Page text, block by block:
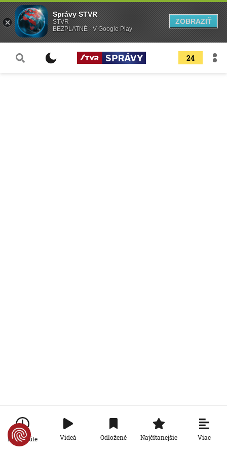
24
Po minúte Videá Odložené Najčítanejšie Viac
Správy STVR
STVR
BEZPLATNÉ - V Google Play
ZOBRAZIŤ